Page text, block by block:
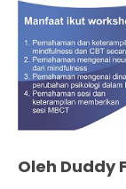
Oleh Duddy